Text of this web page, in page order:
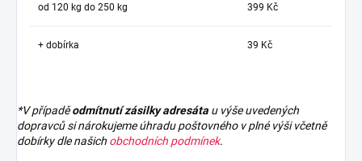
od 120 kg do 250 kg 399 Kč
+ dobírka 39 Kč
*V případěodmítnutí zásilky adresáta u výše uvedených
dopravců si nárokujeme úhradu poštovného v plné výši včetně
dobírky dle našich obchodních podmínek.